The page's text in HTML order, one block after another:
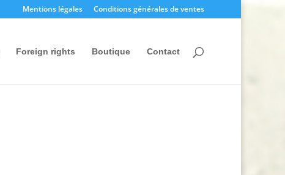
Mentions légales Conditions générales de ventes
Foreign rights Boutique Contact